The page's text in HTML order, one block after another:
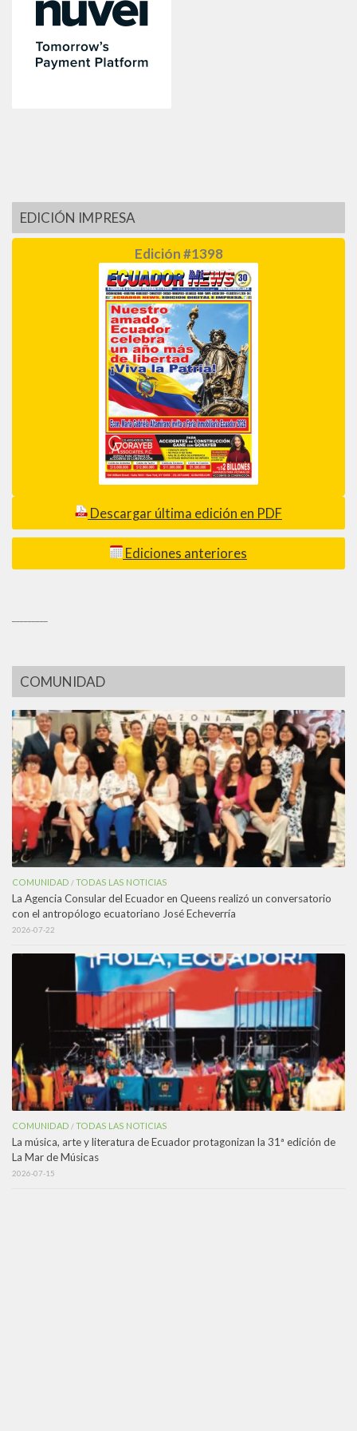
EDICIÓN IMPRESA
Edición #1398
Descargar última edición en PDF
Ediciones anteriores
COMUNIDAD
COMUNIDAD /TODAS LAS NOTICIAS
La Agencia Consular del Ecuador en Queens realizó un conversatorio
con el antropólogo ecuatoriano José Echeverría
2026-07-22
COMUNIDAD /TODAS LAS NOTICIAS
La música, arte y literatura de Ecuador protagonizan la 31ª edición de
La Mar de Músicas
2026-07-15